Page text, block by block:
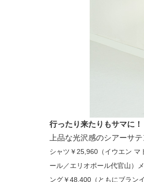
行ったり来たりもサマに
上品な光沢感のシアーサ
シャツ￥25,960（イウエン マ
ール／エリオポール代官山）
ング￥48,400（ともにブラン